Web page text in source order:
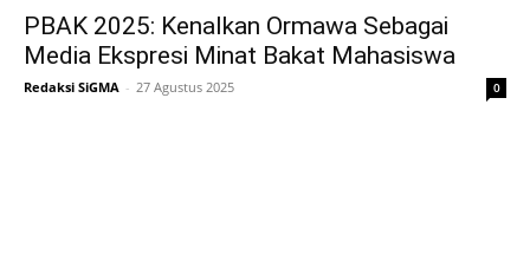
PBAK 2025: Kenalkan Ormawa Sebagai
Media Ekspresi Minat Bakat Mahasiswa
Redaksi SiGMA - 27 Agustus 2025 0